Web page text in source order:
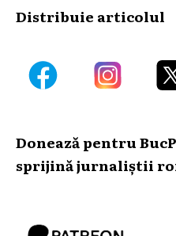
Distribuie articolul
Donează pentru
sprijină jurnaliștii